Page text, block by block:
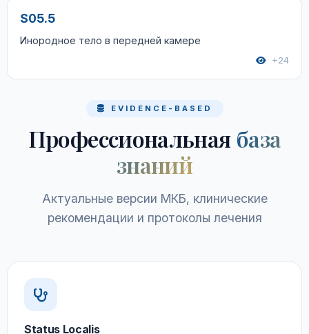
S05.5
Инородное тело в передней камере
+24
EVIDENCE-BASED
Профессиональная база
знаний
Актуальные версии МКБ, клинические
рекомендации и протоколы лечения
Status Localis